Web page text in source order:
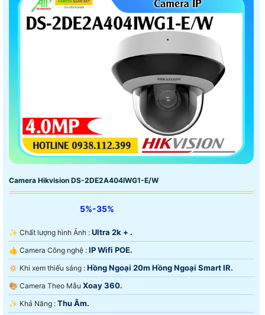
Camera Hikvision DS-2DE2A404IWG1-E/W
5%-35%
✨ Chất lượng hình Ảnh : Ultra 2k + .
👍 Camera Công nghệ : IP Wifi POE.
🔅 Khi xem thiếu sáng : Hồng Ngoại 20m Hồng Ngoại Smart IR.
🎨 Camera Theo Mẫu Xoay 360.
️✨ Khả Năng : Thu Âm.